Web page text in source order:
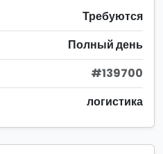
Требуются
Полный день
#139700
логистика